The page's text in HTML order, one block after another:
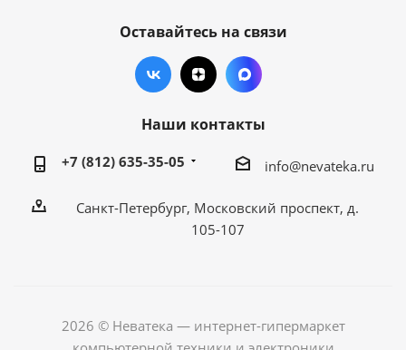
Оставайтесь на связи
Наши контакты
+7 (812) 635-35-05 info@nevateka.ru
Санкт-Петербург, Московский проспект, д.
105-107
2026 © Неватека — интернет-гипермаркет